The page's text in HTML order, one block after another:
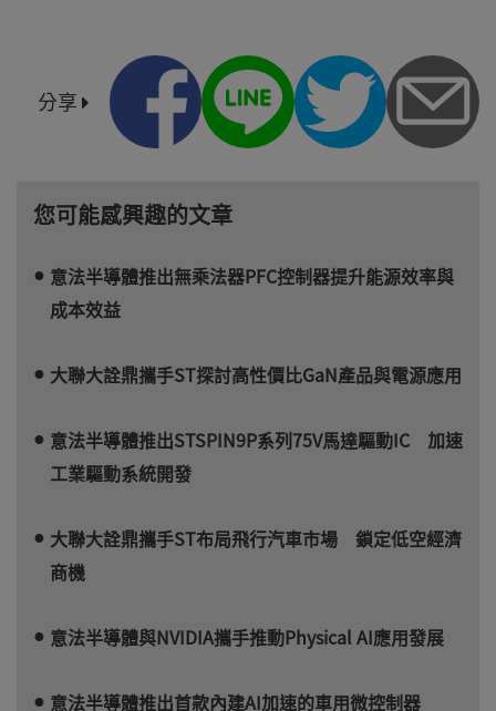
分享
您可能感興趣的文章
意法半導體推出無乘法器PFC控制器提升能源效率與
成本效益
大聯大詮鼎攜手ST探討高性價比GaN產品與電源應用
意法半導體推出STSPIN9P系列75V馬達驅動IC 加速
工業驅動系統開發
大聯大詮鼎攜手ST布局飛行汽車市場 鎖定低空經濟
商機
意法半導體與NVIDIA攜手推動Physical AI應用發展
意法半導體推出首款內建AI加速的車用微控制器